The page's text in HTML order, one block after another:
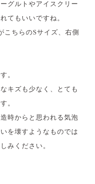
グルトやアイスクリー
てもいいですね。
ちらのSサイズ、右側
。
キズも少なく、とても
。
時からと思われる気泡
を壊すようなものでは
みください。